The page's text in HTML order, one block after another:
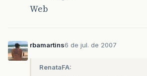
Web
rbamartins6 de jul. de 2007
RenataFA: